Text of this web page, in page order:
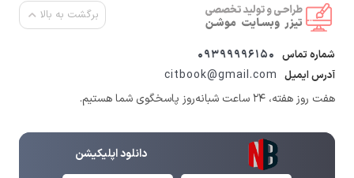
برگشت به بالا
شماره تماس 09399996150
آدرس ایمیل citbook@gmail.com
هفت روز هفته، ۲۴ ساعت شبانه‌روز پاسخگوی شما هستیم.
دانلود اپلیکیشن